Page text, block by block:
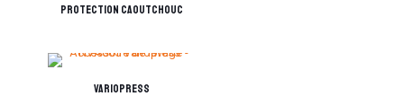
protection caoutchouc
Variopress